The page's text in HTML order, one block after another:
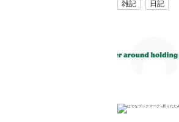
雑記 日記